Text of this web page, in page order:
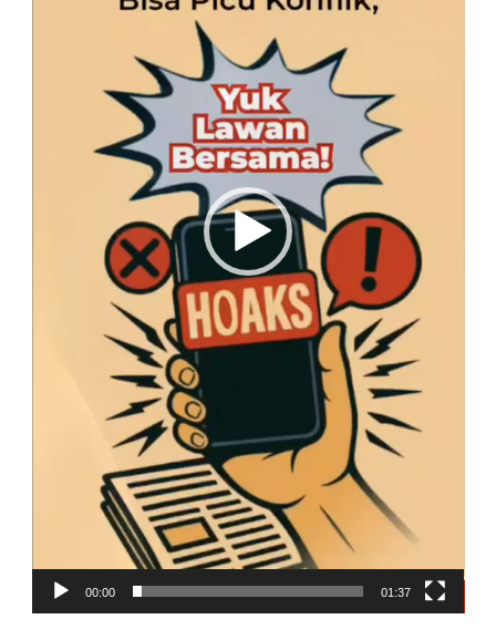
00:00 01:37